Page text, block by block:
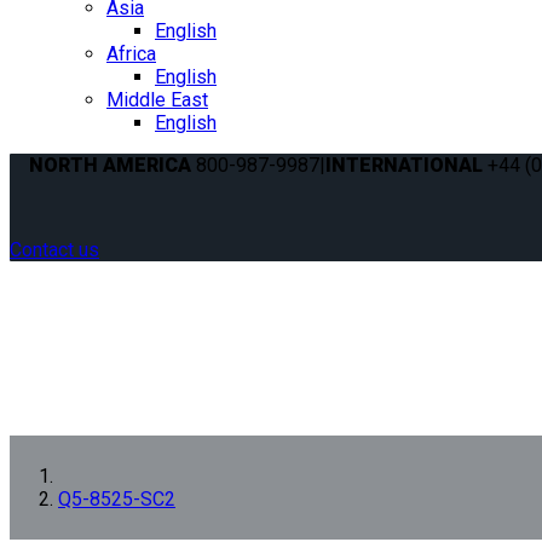
Asia
English
Africa
English
Middle East
English
NORTH AMERICA 800-987-9987|INTERNATIONAL +44
Contact us
Q5-8525-SC2